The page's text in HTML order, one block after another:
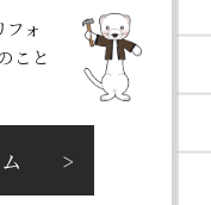
ォ
こと